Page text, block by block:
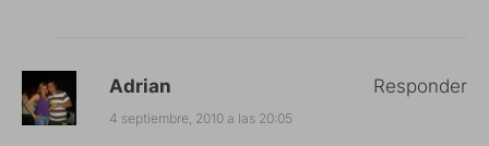
Adrian
4 septiembre, 2010 a las 20:05
Responder